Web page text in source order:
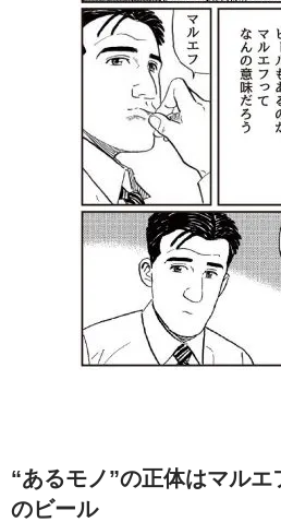
“あるモノ”の正体はマルエ
のビール